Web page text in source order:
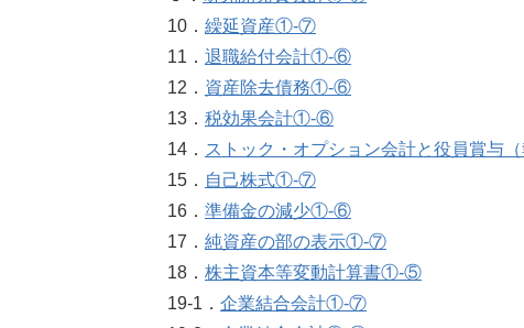
10． 繰延資産①‐⑦
11． 退職給付会計①‐⑥
12． 資産除去債務①‐⑥
13． 税効果会計①‐⑥
14． ストック・オプション会計と役員賞与
15． 自己株式①‐⑦
16． 準備金の減少①‐⑥
17． 純資産の部の表示①‐⑦
18． 株主資本等変動計算書①‐⑤
19-1． 企業結合会計①‐⑦